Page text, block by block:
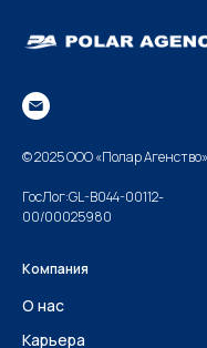
© 2025 ООО «Полар Агенство»
ГосЛог:GL-B044-00112-
00/00025980
Компания
О нас
Карьера